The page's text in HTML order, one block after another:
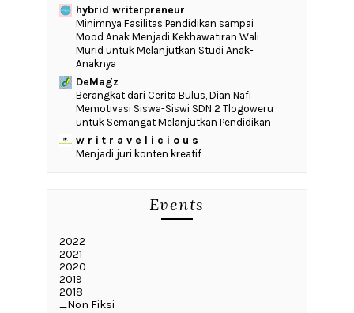
hybrid writerpreneur
‎Minimnya Fasilitas Pendidikan sampai
Mood Anak Menjadi Kekhawatiran Wali
Murid untuk Melanjutkan Studi Anak-
Anaknya
DeMagz
‎Berangkat dari Cerita Bulus, Dian Nafi
Memotivasi Siswa-Siswi SDN 2 Tlogoweru
untuk Semangat Melanjutkan Pendidikan
w r i t r a v e l i c i o u s
Menjadi juri konten kreatif
Events
2022
2021
2020
2019
2018
_Non Fiksi